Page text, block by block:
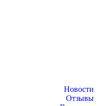
Новости
Отзывы